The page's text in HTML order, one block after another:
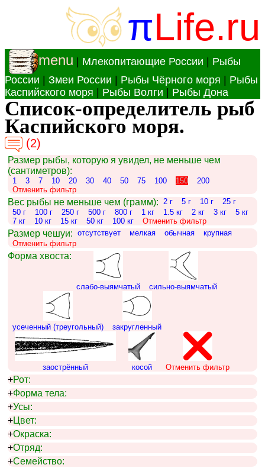
πLife.ru
menu Млекопитающие России
Рыбы
России
Змеи России Рыбы Чёрного моря
Рыбы
Каспийского моря
Рыбы Волги Рыбы Дона
Список-определитель рыб
Каспийского моря.
(2)
Размер рыбы, которую я увидел, не меньше чем
(сантиметров):
1 3 7 10 20 30 40 50 75 100 150
200
Отменить фильтр
Вес рыбы не меньше чем (грамм): 2 г 5 г 10 г
25 г
50 г
100 г 250 г 500 г 800 г 1 кг 1.5 кг 2 кг 3 кг
5 кг
7 кг
10 кг 15 кг 50 кг 100 кг Отменить фильтр
Размер чешуи: отсутствует мелкая обычная
крупная
Отменить фильтр
Форма хвоста:
слабо-выямчатый сильно-выямчатый
усеченный (треугольный) закругленный
заострённый косой Отменить фильтр
+Рот:
+Форма тела:
+Усы:
+Цвет:
+Окраска:
+Отряд:
+Семейство: